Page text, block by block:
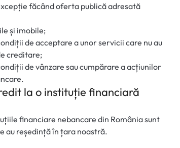
făcând oferta publică adresată
și imobile;
de acceptare a unor servicii care nu au
creditare;
de vânzare sau cumpărare a acțiunilor
la o instituție financiară
financiare nebancare din România sunt
au reședință în țara noastră.